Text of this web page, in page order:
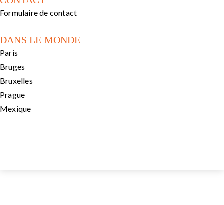
Formulaire de contact
DANS LE MONDE
Paris
Bruges
Bruxelles
Prague
Mexique